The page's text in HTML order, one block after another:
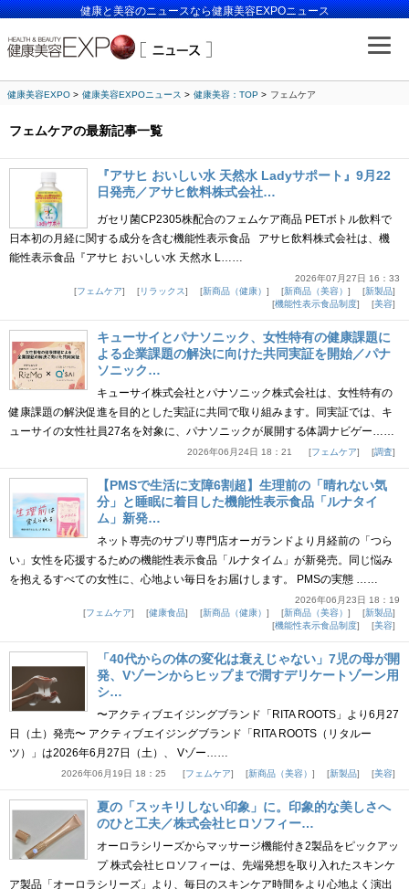
健康と美容のニュースなら健康美容EXPOニュース
健康美容EXPO 健康美容EXPOニュース 健康美容：TOP フェムケア
フェムケアの最新記事一覧
『アサヒ おいしい水 天然水 Ladyサポート』9月22
日発売／アサヒ飲料株式会社…
ガセリ菌CP2305株配合のフェムケア商品 PETボトル飲料で
日本初の月経に関する成分を含む機能性表示食品 アサヒ飲料株式会社は、機
能性表示食品『アサヒ おいしい水 天然水 L……
2026年07月27日 16：33
フェムケア
リラックス 新商品（健康） 新商品（美容）
新製品
機能性表示食品制度
美容
キューサイとパナソニック、女性特有の健康課題に
よる企業課題の解決に向けた共同実証を開始／パナ
ソニック…
キューサイ株式会社とパナソニック株式会社は、女性特有の
健康課題の解決促進を目的とした実証に共同で取り組みます。同実証では、キ
ューサイの女性社員27名を対象に、パナソニックが展開する体調ナビゲー……
2026年06月24日 18：21 フェムケア 調査
【PMSで生活に支障6割超】生理前の「晴れない気
分」と睡眠に着目した機能性表示食品「ルナタイ
ム」新発…
ネット専売のサプリ専門店オーガランドより月経前の「つら
い」女性を応援するための機能性表示食品「ルナタイム」が新発売。同じ悩み
を抱えるすべての女性に、心地よい毎日をお届けします。 PMSの実態 ……
2026年06月23日 18：19
フェムケア
健康食品 新商品（健康） 新商品（美容）
新製品
機能性表示食品制度
美容
「40代からの体の変化は衰えじゃない」7児の母が開
発、Vゾーンからヒップまで潤すデリケートゾーン用
シ…
〜アクティブエイジングブランド「RITA ROOTS」より6月27
日（土）発売〜 アクティブエイジングブランド「RITA ROOTS（リタルー
ツ）」は2026年6月27日（土）、 Vゾー……
2026年06月19日 18：25 フェムケア 新商品（美容） 新製品 美容
夏の「スッキリしない印象」に。印象的な美しさへ
のひと工夫／株式会社ヒロソフィー…
オーロラシリーズからマッサージ機能付き2製品をピックアッ
プ 株式会社ヒロソフィーは、先端発想を取り入れたスキンケ
ア製品「オーロラシリーズ」より、毎日のスキンケア時間をより心地よく演出